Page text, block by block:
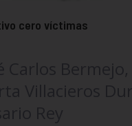
cero víctimas